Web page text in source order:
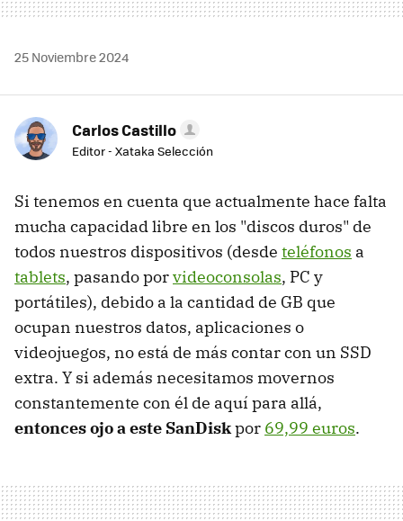
25 Noviembre 2024
Carlos Castillo
Editor - Xataka Selección
Si tenemos en cuenta que actualmente hace falta
mucha capacidad libre en los "discos duros" de
todos nuestros dispositivos (desde teléfonos a
tablets, pasando porvideoconsolas, PC y
portátiles), debido a la cantidad de GB que
ocupan nuestros datos, aplicaciones o
videojuegos, no está de más contar con un SSD
extra. Y si además necesitamos movernos
constantemente con él de aquí para allá,
entonces ojo a este SanDiskpor 69,99 euros.